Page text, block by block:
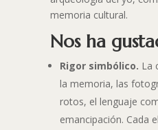
memoria cultural.
Nos ha
Rigor simbólico. La
la memoria, las
rotos, el lenguaje
emancipación. Cada